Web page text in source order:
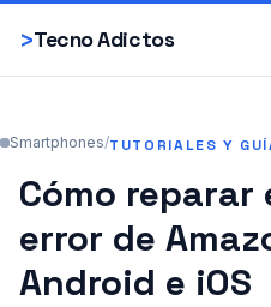
>Tecno Adictos
Smartphones
Smartphones/TUTORIALES Y
Cómo reparar
error de
Android e iOS